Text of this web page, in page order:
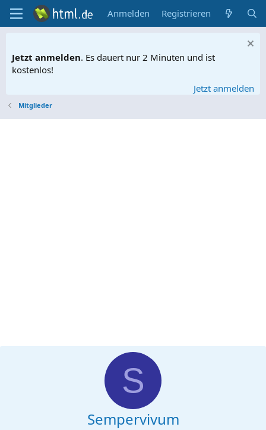
Anmelden Registrieren
Jetzt anmelden. Es dauert nur 2 Minuten und ist
kostenlos!
Jetzt anmelden
Mitglieder
S
Sempervivum